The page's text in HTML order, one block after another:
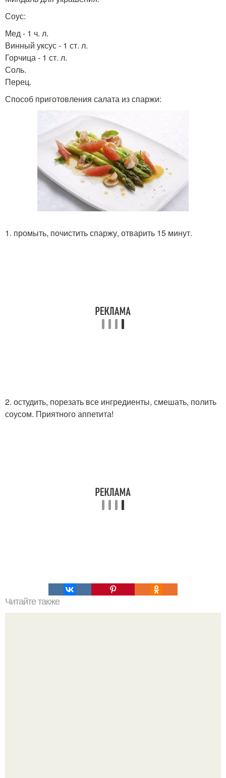
Соус:
Мед - 1 ч. л.
Винный уксус - 1 ст. л.
Горчица - 1 ст. л.
Соль.
Перец.
Способ приготовления салата из спаржи:
1. промыть, почистить спаржу, отварить 15 минут.
2. остудить, порезать все ингредиенты, смешать, полить
соусом. Приятного аппетита!
Читайте также